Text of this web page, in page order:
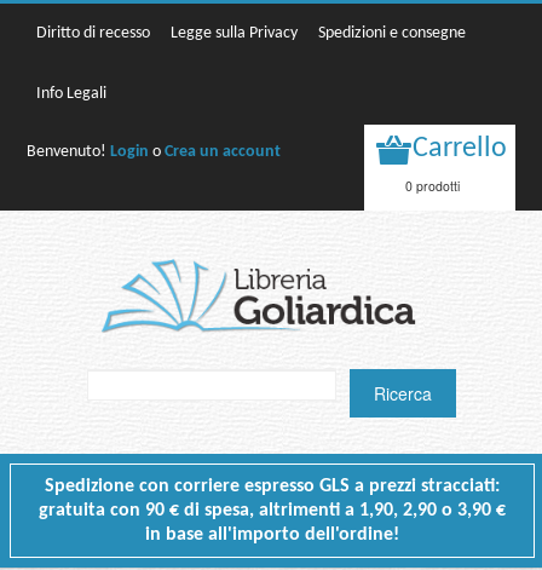
Diritto di recesso Legge sulla Privacy Spedizioni e consegne
Info Legali
Benvenuto!Login oCrea un account Carrello
0 prodotti
Spedizione con corriere espresso GLS a prezzi stracciati:
gratuita con 90 € di spesa, altrimenti a 1,90, 2,90 o 3,90 €
in base all'importo dell'ordine!